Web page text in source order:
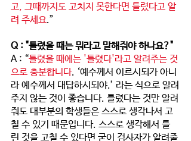
고, 그때까지도 고치지 못한다면 틀렸다고 알
려 주세요.”
Q : "틀렸을 때는 뭐라고 말해줘야 하나요?"
A : “틀렸을 때에는 '틀렸다'라고 알려주는 것
으로 충분합니다. ‘예수께서 이르시되가 아니
라 예수께서 대답하시되야.’ 라는 식으로 알려
주지 않는 것이 좋습니다. 틀렸다는 것만 알려
줘도 대부분의 학생들은 스스로 생각나서 고
칠 수 있기 때문입니다. 스스로 생각해서 틀
린 것을 고칠 수 있다면 굳이 검사자가 알려줄